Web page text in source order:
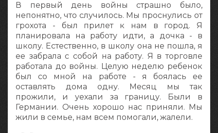
В первый день войны страшно было,
непонятно, что случилось. Мы проснулись от
грохота - был прилет к нам в город. Я
планировала на работу идти, а дочка - в
школу. Естественно, в школу она не пошла, я
ее забрала с собой на работу. Я в торговле
работала до войны. Целую неделю ребенок
был со мной на работе - я боялась ее
оставлять дома одну. Месяц мы так
прожили, и уехали за границу. Были в
Германии. Очень хорошо нас приняли. Мы
жили в семье, нам всем помогали, жалели.